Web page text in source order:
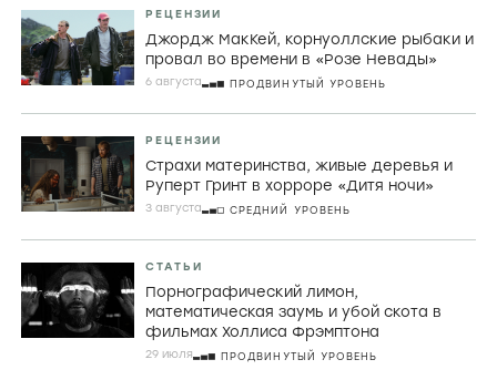
РЕЦЕНЗИИ
Джордж МакКей, корнуоллские рыбаки и
провал во времени в «Розе Невады»
6 августа ПРОДВИНУТЫЙ УРОВЕНЬ
РЕЦЕНЗИИ
Страхи материнства, живые деревья и
Руперт Гринт в хорроре «Дитя ночи»
3 августа СРЕДНИЙ УРОВЕНЬ
СТАТЬИ
Порнографический лимон,
математическая заумь и убой скота в
фильмах Холлиса Фрэмптона
29 июля ПРОДВИНУТЫЙ УРОВЕНЬ